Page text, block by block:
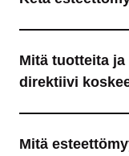
Mitä tuotteita
direktiivi
Mitä